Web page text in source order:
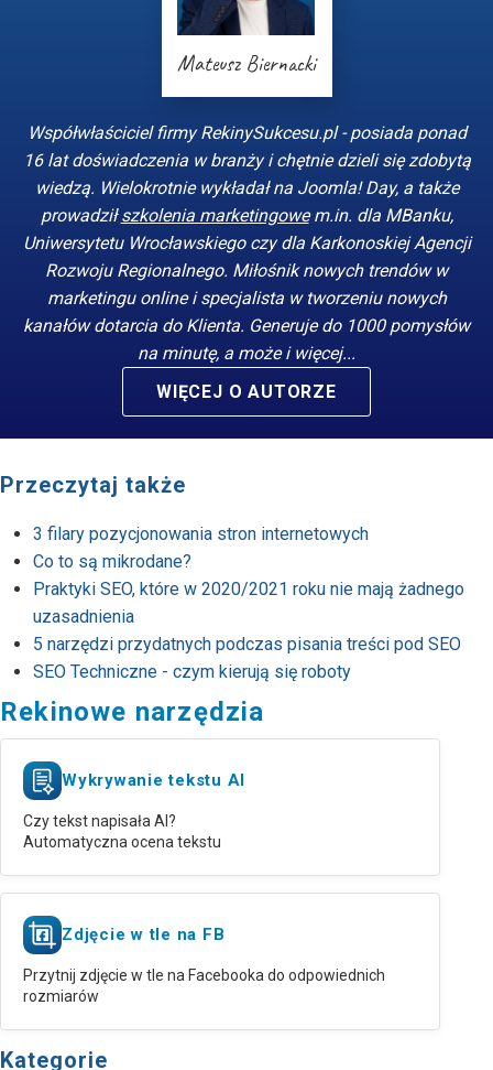
Mateusz Biernacki
Współwłaściciel firmy RekinySukcesu.pl - posiada ponad
16 lat doświadczenia w branży i chętnie dzieli się zdobytą
wiedzą. Wielokrotnie wykładał na Joomla! Day, a także
prowadziłszkolenia marketingowem.in. dla MBanku,
Uniwersytetu Wrocławskiego czy dla Karkonoskiej Agencji
Rozwoju Regionalnego. Miłośnik nowych trendów w
marketingu online i specjalista w tworzeniu nowych
kanałów dotarcia do Klienta. Generuje do 1000 pomysłów
na minutę, a może i więcej...
WIĘCEJ O AUTORZE
Przeczytaj także
3 filary pozycjonowania stron internetowych
Co to są mikrodane?
Praktyki SEO, które w 2020/2021 roku nie mają żadnego
uzasadnienia
5 narzędzi przydatnych podczas pisania treści pod SEO
SEO Techniczne - czym kierują się roboty
Rekinowe narzędzia
Wykrywanie tekstu AI
Czy tekst napisała AI?
Automatyczna ocena tekstu
Zdjęcie w tle na FB
Przytnij zdjęcie w tle na Facebooka do odpowiednich
rozmiarów
Kategorie